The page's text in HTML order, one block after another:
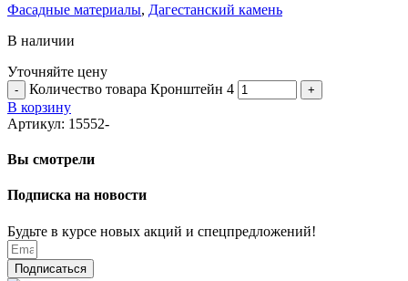
Фасадные материалы, Дагестанский камень
В наличии
Уточняйте цену
Количество товара Кронштейн 4
В корзину
Артикул: 15552-
Вы смотрели
Подписка на новости
Будьте в курсе новых акций и спецпредложений!
Подписаться